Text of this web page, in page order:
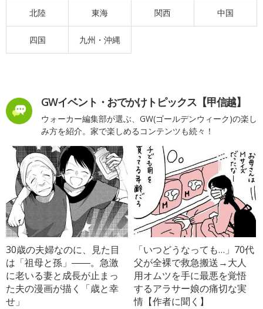
北陸 東海 関西 中国
四国 九州・沖縄
GWイベント・おでかけトピックス【甲信越】
ウォーカー編集部が選ぶ、GW(ゴールデンウィーク)の楽し
み方を紹介。家で楽しめるコンテンツも続々！
30歳の夫婦なのに、見た目
は「祖母と孫」――。急激
に老いる妻と成長が止まっ
た夫の漫画が描く「歳と幸
せ」
「いつどうなっても…」70代
父が全裸で救急搬送→大人
用オムツを手に最悪を覚悟
するアラサー娘の痛切な実
情【作者に聞く】